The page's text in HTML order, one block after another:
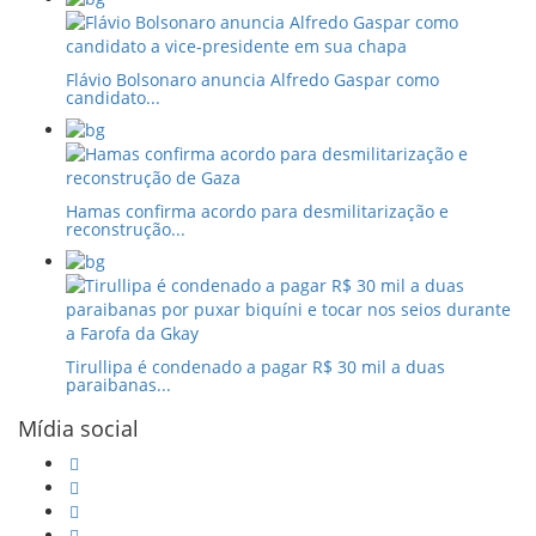
Flávio Bolsonaro anuncia Alfredo Gaspar como
candidato...
Hamas confirma acordo para desmilitarização e
reconstrução...
Tirullipa é condenado a pagar R$ 30 mil a duas
paraibanas...
Mídia social